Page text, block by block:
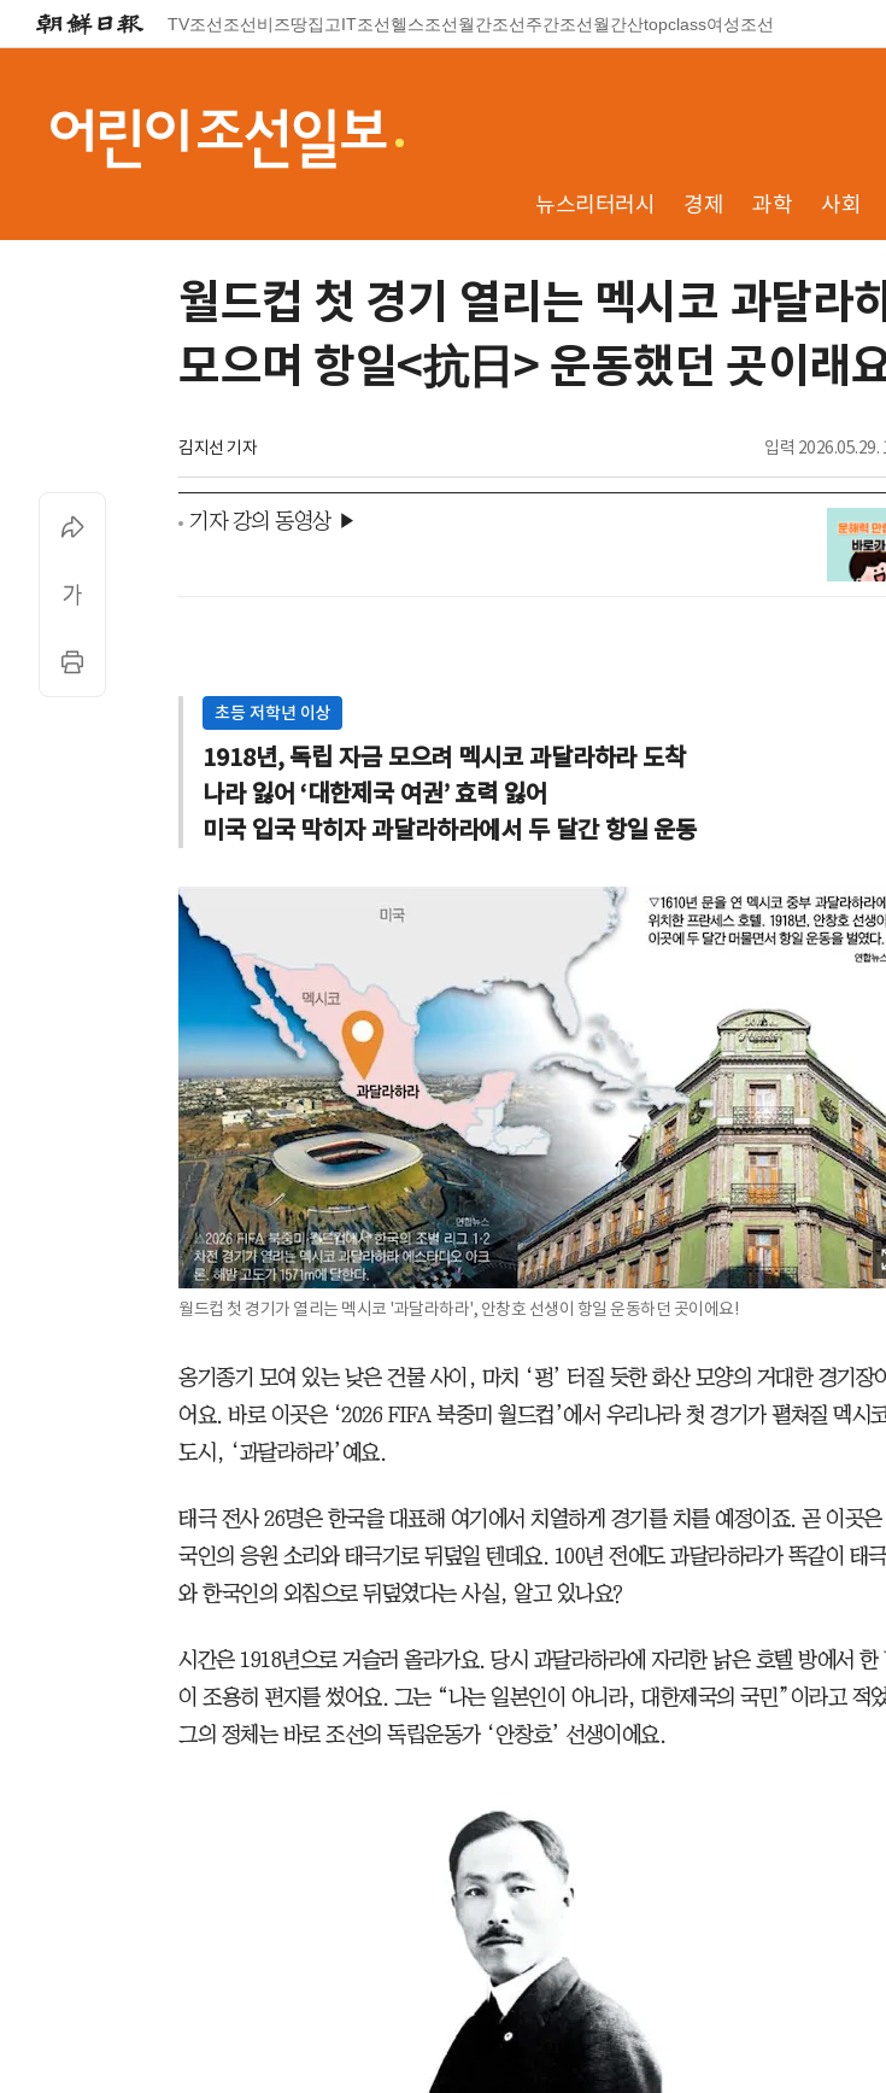
TV조선조선비즈땅집고IT조선헬스조선월간조선주간조선월간산topclass여성조선
뉴스리터러시 경제 과학 사회
월드컵 첫 경기 열리는 멕시코 과달라
모으며 항일<抗日> 운동했던 곳이래
김지선 기자 입력 2026.05.29.
기자 강의 동영상 ▶
초등 저학년 이상
1918년, 독립 자금 모으려 멕시코 과달라하라 도착
나라 잃어 ‘대한제국 여권’ 효력 잃어
미국 입국 막히자 과달라하라에서 두 달간 항일 운동
월드컵 첫 경기가 열리는 멕시코 '과달라하라', 안창호 선생이 항일 운동하던 곳이에요!
옹기종기 모여 있는 낮은 건물 사이, 마치 ‘펑’ 터질 듯한 화산 모양의 거대한 경기장
어요. 바로 이곳은 ‘2026 FIFA 북중미 월드컵’에서 우리나라 첫 경기가 펼쳐질 멕시
도시, ‘과달라하라’예요.
태극 전사 26명은 한국을 대표해 여기에서 치열하게 경기를 치를 예정이죠. 곧 이곳은
국인의 응원 소리와 태극기로 뒤덮일 텐데요. 100년 전에도 과달라하라가 똑같이 태극
와 한국인의 외침으로 뒤덮였다는 사실, 알고 있나요?
시간은 1918년으로 거슬러 올라가요. 당시 과달라하라에 자리한 낡은 호텔 방에서 한
이 조용히 편지를 썼어요. 그는 “나는 일본인이 아니라, 대한제국의 국민”이라고 적
그의 정체는 바로 조선의 독립운동가 ‘안창호’ 선생이에요.